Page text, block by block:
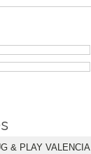
& PLAY VALENCIA